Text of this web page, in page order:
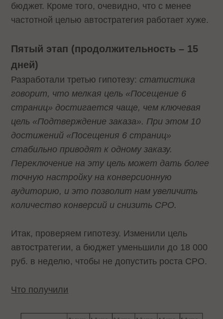
бюджет. Кроме того, очевидно, что с менее
частотной целью автостратегия работает хуже.
Пятый этап (продолжительность – 15
дней)
Разработали третью гипотезу: статистика
говорит, что мелкая цель «Посещение 6
страниц» достигается чаще, чем ключевая
цель «Подтверждение заказа». При этом 10
достижений «Посещения 6 страниц»
стабильно приводят к одному заказу.
Переключение на эту цель может дать более
точную настройку на конверсионную
аудиторию, и это позволит нам увеличить
количество конверсий и снизить CPO.
Итак, проверяем гипотезу. Изменили цель
автостратегии, а бюджет уменьшили до 18 000
руб. в неделю, чтобы не допустить роста CPO.
Что получили